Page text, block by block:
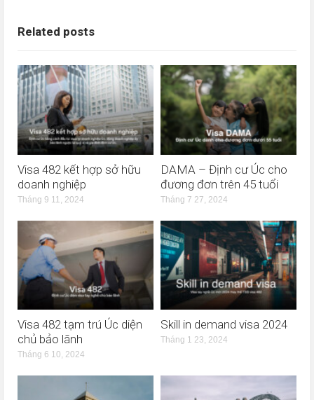
Related posts
Visa 482 kết hợp sở hữu
doanh nghiệp
Tháng 9 11, 2024
DAMA – Định cư Úc cho
đương đơn trên 45 tuổi
Tháng 7 27, 2024
Visa 482 tạm trú Úc diện
chủ bảo lãnh
Tháng 6 10, 2024
Skill in demand visa 2024
Tháng 1 23, 2024